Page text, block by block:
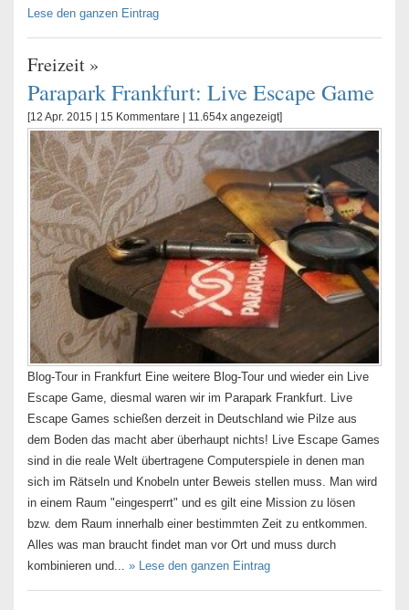
Lese den ganzen Eintrag
Freizeit »
Parapark Frankfurt: Live Escape Game
[12 Apr. 2015 | 15 Kommentare | 11.654x angezeigt]
Blog-Tour in Frankfurt Eine weitere Blog-Tour und wieder ein Live
Escape Game, diesmal waren wir im Parapark Frankfurt. Live
Escape Games schießen derzeit in Deutschland wie Pilze aus
dem Boden das macht aber überhaupt nichts! Live Escape Games
sind in die reale Welt übertragene Computerspiele in denen man
sich im Rätseln und Knobeln unter Beweis stellen muss. Man wird
in einem Raum "eingesperrt" und es gilt eine Mission zu lösen
bzw. dem Raum innerhalb einer bestimmten Zeit zu entkommen.
Alles was man braucht findet man vor Ort und muss durch
kombinieren und... » Lese den ganzen Eintrag